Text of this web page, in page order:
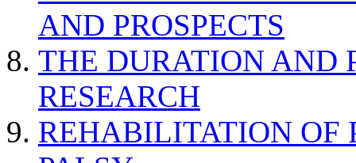
AND PROSPECTS
THE DURATION AND
RESEARCH
REHABILITATION OF